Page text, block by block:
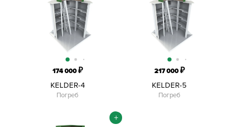
174 000₽
KELDER-4
Погреб
217 000₽
KELDER-5
Погреб
+